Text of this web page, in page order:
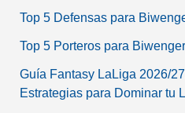
Top 5 Defensas para
Top 5 Porteros para
Guía Fantasy LaLiga 2026/
Estrategias para Dominar tu